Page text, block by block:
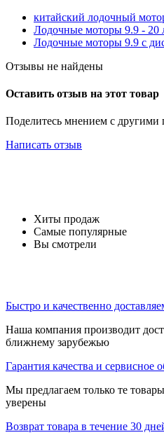
китайский лодочный
Лодочные моторы 9.9 - 20
Лодочные моторы 9.9 с
Отзывы не найдены
Оставить отзыв на этот товар
Поделитесь мнением с другими
Написать отзыв
Хиты продаж
Самые популярные
Вы смотрели
Быстро и качественно
Наша компания производит
ближнему зарубежью
Гарантия качества и сервисное
Мы предлагаем только те
уверены
Возврат товара в течение 30